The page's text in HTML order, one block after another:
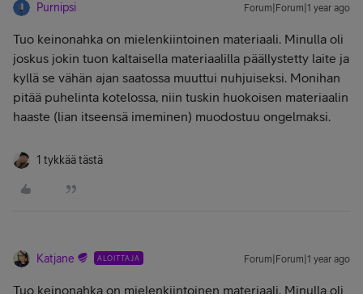
Purnipsi Forum|Forum|1 year ago
Tuo keinonahka on mielenkiintoinen materiaali. Minulla oli
joskus jokin tuon kaltaisella materiaalilla päällystetty laite ja
kyllä se vähän ajan saatossa muuttui nuhjuiseksi. Monihan
pitää puhelinta kotelossa, niin tuskin huokoisen materiaalin
haaste (lian itseensä imeminen) muodostuu ongelmaksi.
1 tykkää tästä
Katjane ALOITTAJA Forum|Forum|1 year ago
Tuo keinonahka on mielenkiintoinen materiaali. Minulla oli